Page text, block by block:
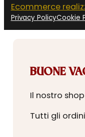
Ecommerce
Privacy PolicyCookie
BUONE
Il nostro
Tutti gli